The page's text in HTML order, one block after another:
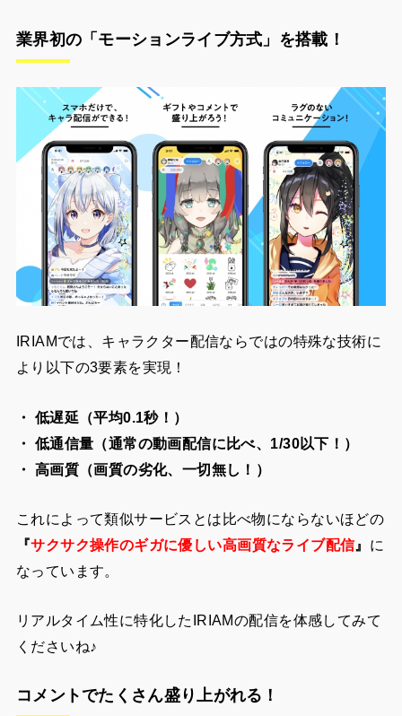
業界初の「モーションライブ方式」を搭載！
IRIAMでは、キャラクター配信ならではの特殊な技術に
より以下の3要素を実現！
・ 低遅延（平均0.1秒！）
・ 低通信量（通常の動画配信に比べ、1/30以下！）
・ 高画質（画質の劣化、一切無し！）
これによって類似サービスとは比べ物にならないほどの
『サクサク操作のギガに優しい高画質なライブ配信』 に
なっています。
リアルタイム性に特化したIRIAMの配信を体感してみて
くださいね♪
コメントでたくさん盛り上がれる！